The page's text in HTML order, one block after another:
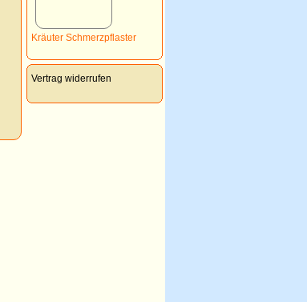
Kräuter Schmerzpflaster
Vertrag widerrufen